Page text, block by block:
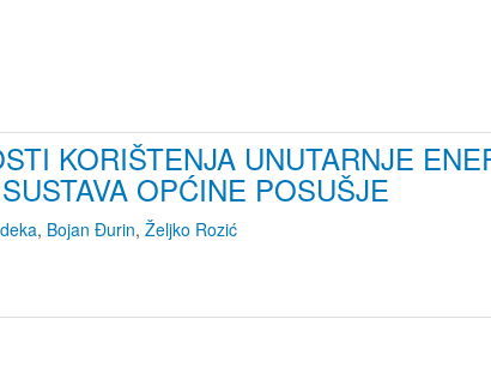
KORIŠTENJA UNUTARNJE
OPĆINE POSUŠJE
, Bojan Đurin, Željko Rozić